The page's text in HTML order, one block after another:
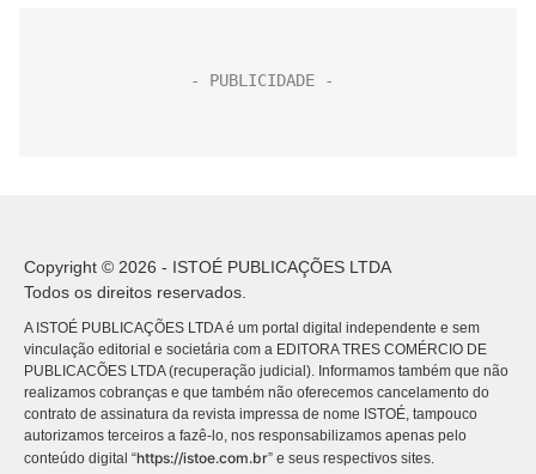
Copyright © 2026 - ISTOÉ PUBLICAÇÕES LTDA
Todos os direitos reservados.
A ISTOÉ PUBLICAÇÕES LTDA é um portal digital independente e sem
vinculação editorial e societária com a EDITORA TRES COMÉRCIO DE
PUBLICACÕES LTDA (recuperação judicial). Informamos também que não
realizamos cobranças e que também não oferecemos cancelamento do
contrato de assinatura da revista impressa de nome ISTOÉ, tampouco
autorizamos terceiros a fazê-lo, nos responsabilizamos apenas pelo
conteúdo digital “https://istoe.com.br” e seus respectivos sites.